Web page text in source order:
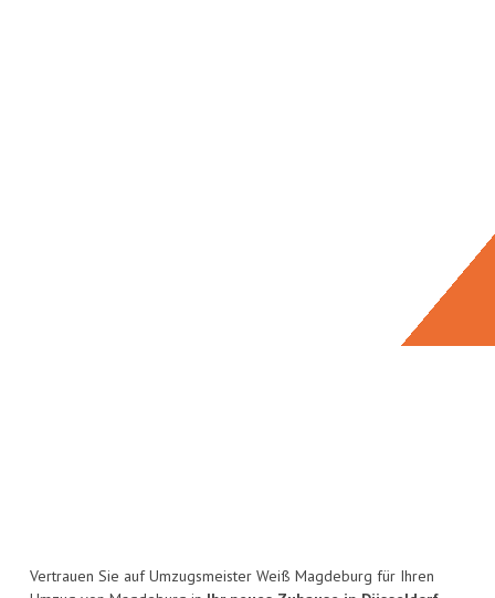
Vertrauen Sie auf Umzugsmeister Weiß Magdeburg für Ihren